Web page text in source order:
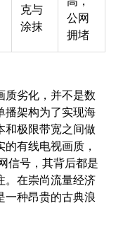
克与
涂抹
公网
拥堵
质劣化，并不是数
播架构为了实现海
和极限带宽之间做
有线电视画质，
信号，其背后都是
。在崇尚流量经济
一种昂贵的古典浪